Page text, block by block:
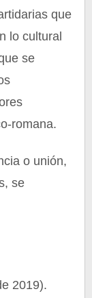
que
lo cultural
se
romana.
o unión,
se
2019).